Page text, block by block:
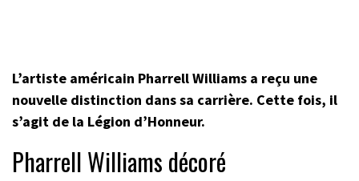
L’artiste américain Pharrell Williams a reçu une
nouvelle distinction dans sa carrière. Cette fois, il
s’agit de la Légion d’Honneur.
Pharrell Williams décoré